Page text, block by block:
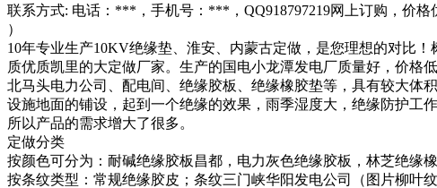
联系方式: 电话：***，手机号：***，QQ918797219网上订购，价格
）
10年专业生产10KV绝缘垫、淮安、内蒙古定做，是您理想的对比
质优质凯里的大定做厂家。生产的国电小龙潭发电厂质量好，价
北马头电力公司、配电间、绝缘胶板、绝缘橡胶垫等，具有较大体
设施地面的铺设，起到一个绝缘的效果，雨季湿度大，绝缘防护工
所以产品的需求增大了很多。
定做分类
按颜色可分为：耐碱绝缘胶板昌都，电力灰色绝缘胶板，林芝绝缘
按条纹类型：常规绝缘胶皮；条纹三门峡华阳发电公司（图片柳叶